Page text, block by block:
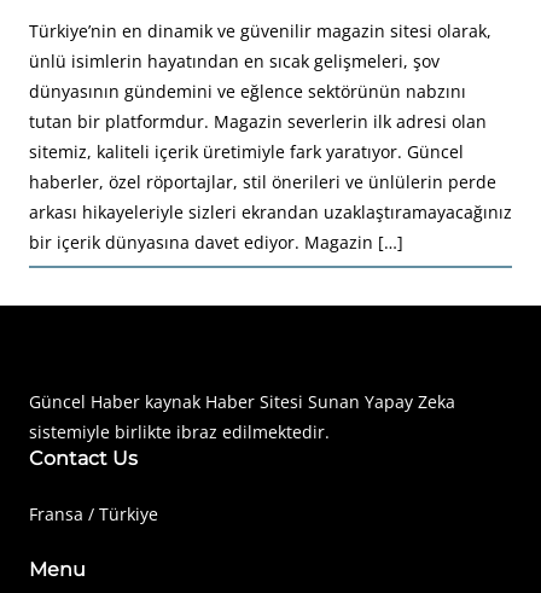
Türkiye’nin en dinamik ve güvenilir magazin sitesi olarak,
ünlü isimlerin hayatından en sıcak gelişmeleri, şov
dünyasının gündemini ve eğlence sektörünün nabzını
tutan bir platformdur. Magazin severlerin ilk adresi olan
sitemiz, kaliteli içerik üretimiyle fark yaratıyor. Güncel
haberler, özel röportajlar, stil önerileri ve ünlülerin perde
arkası hikayeleriyle sizleri ekrandan uzaklaştıramayacağınız
bir içerik dünyasına davet ediyor. Magazin […]
Güncel Haber kaynak Haber Sitesi Sunan Yapay Zeka
sistemiyle birlikte ibraz edilmektedir.
Contact Us
Fransa / Türkiye
Menu